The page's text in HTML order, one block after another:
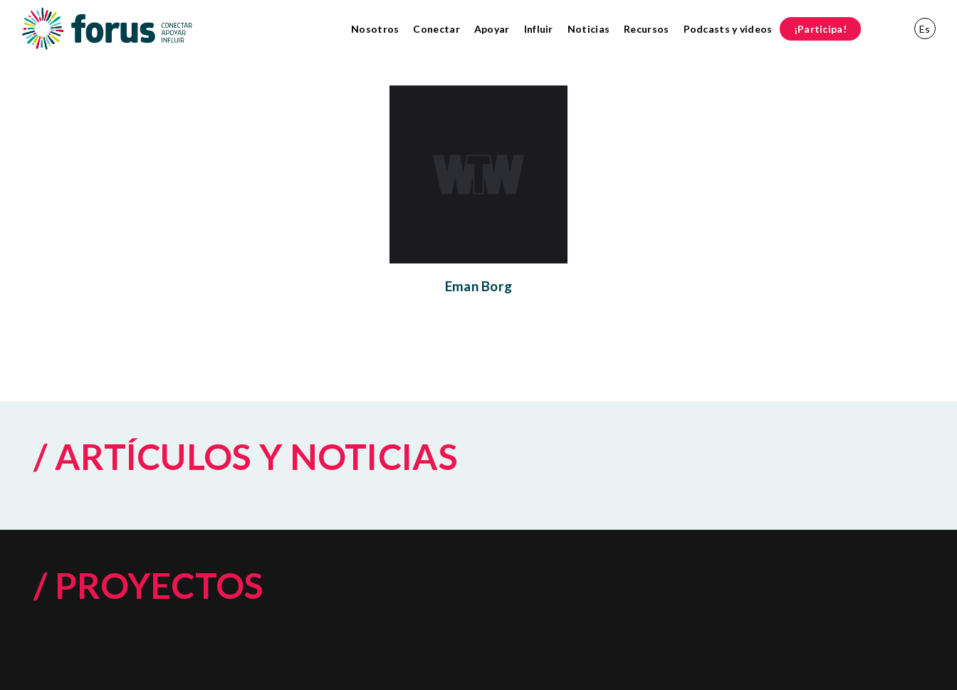
Nosotros Conectar Apoyar Influir Noticias Recursos Podcasts y videos ¡Participa! Es
Eman Borg
/ ARTÍCULOS Y NOTICIAS
/ PROYECTOS